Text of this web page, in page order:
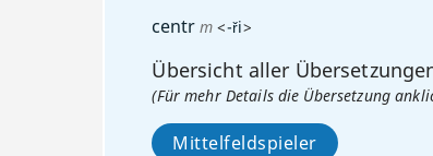
centrm <-ři>
Übersicht aller
(Für mehr Details die Übersetzung
Mittelfeldspieler